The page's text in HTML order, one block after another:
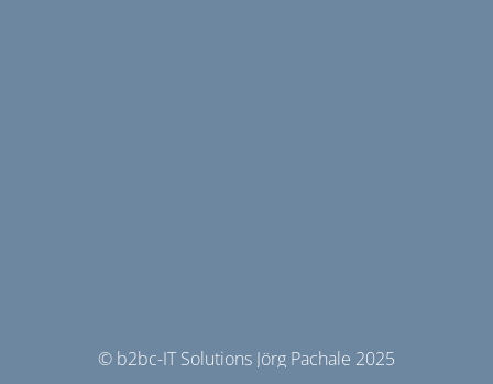
© b2bc-IT Solutions Jörg Pachale 2025